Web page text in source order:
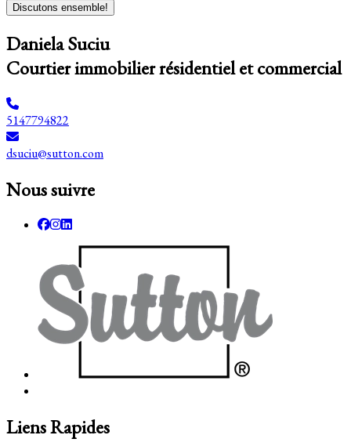
Discutons ensemble!
Daniela Suciu
Courtier immobilier résidentiel et commercial
5147794822
dsuciu@sutton.com
Nous suivre
Liens Rapides